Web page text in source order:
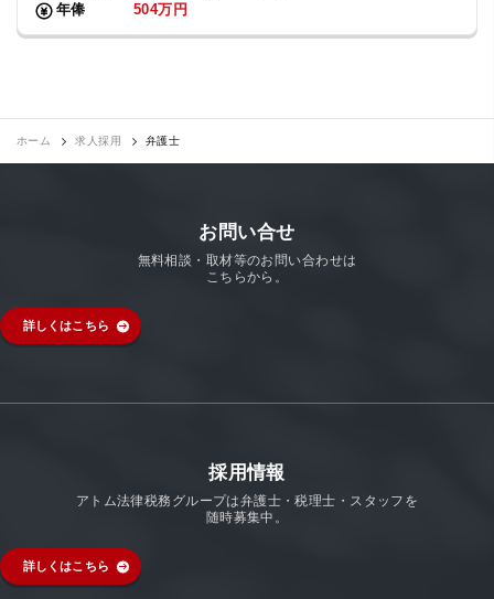
年俸
504万円
ホーム 求人採用 弁護士
お問い合せ
無料相談・取材等のお問い合わせは
こちらから。
詳しくはこちら
採用情報
アトム法律税務グループは弁護士・税理士・スタッフを
随時募集中。
詳しくはこちら